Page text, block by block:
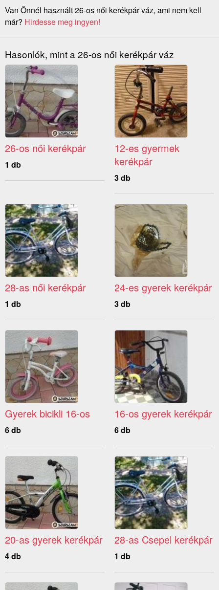
Van Önnél használt 26-os női kerékpár váz, ami nem kell
már? Hirdesse meg ingyen!
Hasonlók, mint a 26-os női kerékpár váz
26-os női kerékpár
1 db
12-es gyermek
kerékpár
3 db
28-as női kerékpár
1 db
24-es gyerek kerékpár
3 db
Gyerek bicikli 16-os
6 db
16-os gyerek kerékpár
6 db
20-as gyerek kerékpár
4 db
28-as Csepel kerékpár
1 db